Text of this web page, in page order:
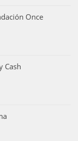
Once
Cash